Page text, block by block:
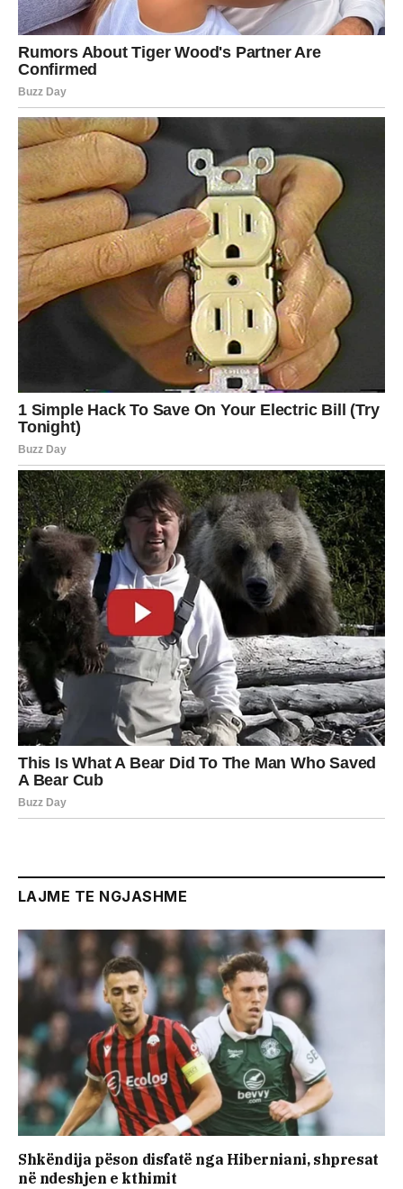
LAJME TE NGJASHME
Shkëndija pëson disfatë nga Hiberniani, shpresat
në ndeshjen e kthimit